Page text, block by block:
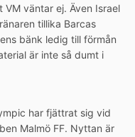
väntar ej. Även Israel
tillika Barcas
bänk ledig till förmån
är inte så dumt i
har fjättrat sig vid
Malmö FF. Nyttan är